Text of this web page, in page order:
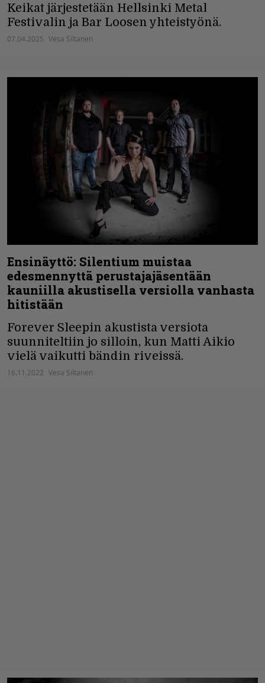
Keikat järjestetään Hellsinki Metal
Festivalin ja Bar Loosen yhteistyönä.
07.04.2025 Vesa Siltanen
Ensinäyttö: Silentium muistaa
edesmennyttä perustajajäsentään
kauniilla akustisella versiolla vanhasta
hitistään
Forever Sleepin akustista versiota
suunniteltiin jo silloin, kun Matti Aikio
vielä vaikutti bändin riveissä.
16.11.2022 Vesa Siltanen